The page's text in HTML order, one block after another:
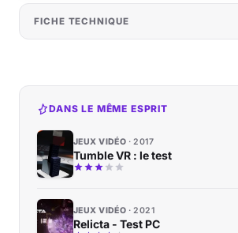
FICHE TECHNIQUE
DANS LE MÊME ESPRIT
JEUX VIDÉO 2017
Tumble VR : le test
JEUX VIDÉO 2021
Relicta - Test PC